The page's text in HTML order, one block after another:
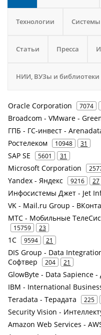
Технологии Системы
Статьи Пресса
НИИ, ВУЗы и библиотеки
Oracle Corporation 7074
Broadcom - VMware -
ГПБ - ГС-инвест -
Ростелеком 10948 31
SAP SE 5601 31
Microsoft Corporation
Yandex - Яндекс 9216 27
Инфосистемы Джет - Jet
VK - Mail.ru Group -
МТС - Мобильные
15759 23
1С 9594 21
DIS Group - Data
Софтвер
204 21
GlowByte - Data Sapience
IBM - International
Teradata - Терадата 225
Security Vision -
Amazon Web Services -